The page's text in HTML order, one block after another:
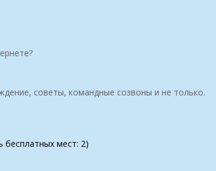
советы, командные созвоны и не только.
бесплатных мест: 2)